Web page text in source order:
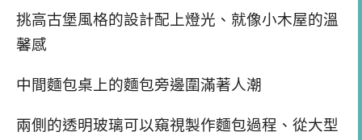
挑高古堡風格的設計配上燈光、就像小木屋的溫
馨感
中間麵包桌上的麵包旁邊圍滿著人潮
兩側的透明玻璃可以窺視製作麵包過程、從大型